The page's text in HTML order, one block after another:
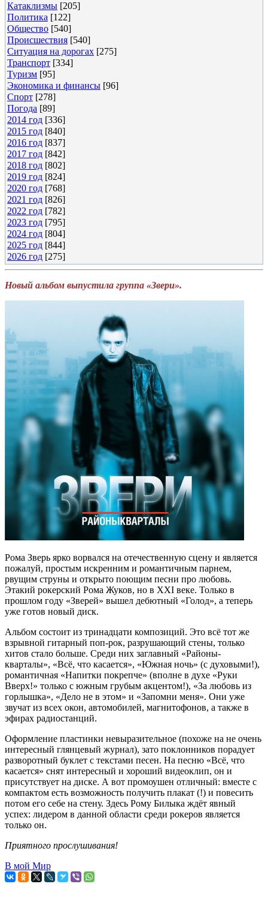
Катаклизмы [205]
Политика [122]
Общество [540]
Происшествия [540]
Ситуация на дорогах [275]
Транспорт [334]
Туризм [95]
Экономика и финансы [96]
Спорт [278]
Погода [89]
2014 год [336]
2015 год [840]
2016 год [837]
2017 год [842]
2018 год [802]
2019 год [824]
2020 год [768]
2021 год [826]
2022 год [782]
2023 год [795]
2024 год [804]
2025 год [844]
2026 год [275]
Новый альбом выпустила группа «Звери».
Рома Зверь ярко ворвался на отечественную сцену и является
пожалуй, простым искренним и романтичным парнем,
рвущим струны и открыто поющим песни про любовь.
Этакий рокерский Рома Жуков, но в XXI веке. Только в
прошлом году «Зверей» вышел дебютный «Голод», а теперь
уже готов новый диск.
Альбом состоит из тринадцати композиций. Это всё тот же
взрывной гитарный поп-рок, разрушающий стены, только
хитов стало больше. Среди них заглавный «Районы-
кварталы», «Всё, что касается», «Южная ночь» (с духовыми!),
романтичная «Напитки покрепче» (вполне в духе «Руки
Вверх!» только с южным грубым акцентом!), «За любовь из
горлышка», «Дело не в этом» и «Запомни меня». Они уже
звучат из всех окон, автомобилей, магнитофонов, а также в
эфирах радиостанций.
Оформление пластинки невыразительное (похоже на не очень
интересный глянцевый журнал), зато поклонников порадует
разворотный буклет с текстами песен. На песню «Всё, что
касается» снят интересный и хороший видеоклип, он и
присутствует на диске. А вот промоушен отличный: вместе с
компактом есть возможность получить плакат (!) и повесить
потом его себе на стену. Здесь Рому Билыка ждёт явный
успех: лидером в данной области среди рокеров является
только он.
Приятного прослушивания!
В мой Мир